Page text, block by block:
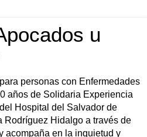
u
personas con Enfermedades
años de Solidaria Experiencia
Hospital del Salvador de
Rodríguez Hidalgo a través de
acompaña en la inquietud y